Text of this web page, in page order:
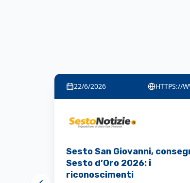
22/6/2026
Il Sindaco consegna le
benemerenze Sesto d'Oro
nell'ambito della festa di San